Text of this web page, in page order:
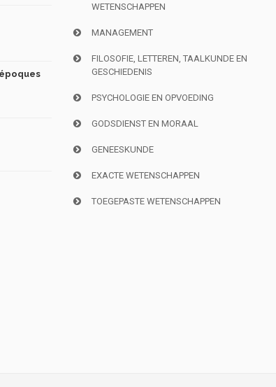
WETENSCHAPPEN
MANAGEMENT
FILOSOFIE, LETTEREN, TAALKUNDE EN
GESCHIEDENIS
PSYCHOLOGIE EN OPVOEDING
GODSDIENST EN MORAAL
GENEESKUNDE
EXACTE WETENSCHAPPEN
TOEGEPASTE WETENSCHAPPEN